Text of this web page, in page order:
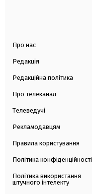
Про нас
Редакція
Редакційна політика
Про телеканал
Телеведучі
Рекламодавцям
Правила користування
Політика конфіденційності
Політика використання
штучного інтелекту